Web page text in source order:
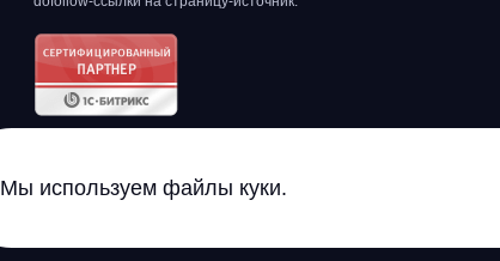
Мы используем файлы куки.